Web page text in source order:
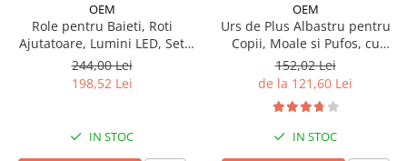
OEM
Role pentru Baieti, Roti
Ajutatoare, Lumini LED, Set
Protectie
244,00 Lei
198,52 Lei
IN STOC
OEM
Urs de Plus Albastru pentru
Copii, Moale si Pufos, cu
Fundita
152,02 Lei
de la 121,60 Lei
IN STOC